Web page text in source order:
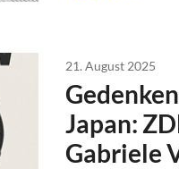
21. August 2025
Japan:
Gabriele